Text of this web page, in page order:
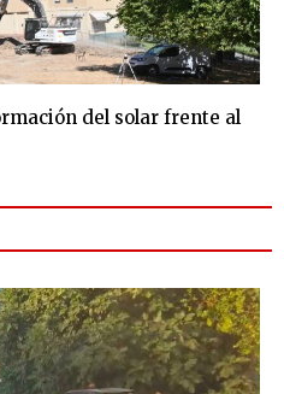
del solar frente al